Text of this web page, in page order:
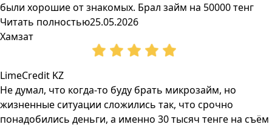
были хорошие от знакомых. Брал займ на 50000 тенг
Читать полностью25.05.2026
Хамзат
LimeCredit KZ
Не думал, что когда-то буду брать микрозайм, но
жизненные ситуации сложились так, что срочно
понадобились деньги, а именно 30 тысяч тенге на съём